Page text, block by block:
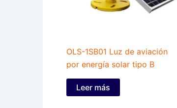
OLS-1SB01 Luz de aviación
por energía solar tipo B
Leer más